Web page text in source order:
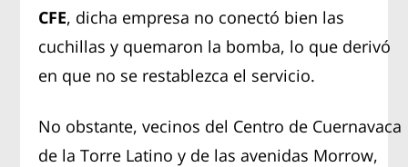
CFE, dicha empresa no conectó bien las
cuchillas y quemaron la bomba, lo que derivó
en que no se restablezca el servicio.
No obstante, vecinos del Centro de Cuernavaca
de la Torre Latino y de las avenidas Morrow,